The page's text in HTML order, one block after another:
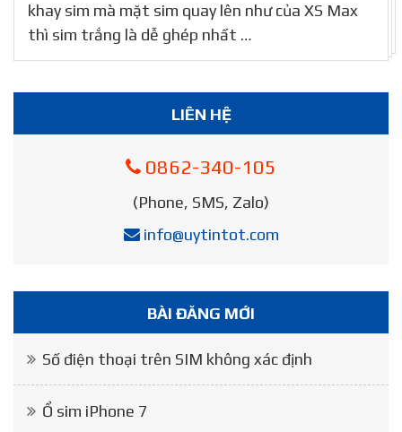
khay sim mà mặt sim quay lên như của XS Max
thì sim trắng là dễ ghép nhất …
LIÊN HỆ
0862-340-105
(Phone, SMS, Zalo)
info@uytintot.com
BÀI ĐĂNG MỚI
Số điện thoại trên SIM không xác định
Ổ sim iPhone 7